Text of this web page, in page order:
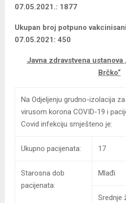
07.05.2021.: 1877
Ukupan broj potpuno
07.05.2021: 450
Javna zdravstvena ustanova
Brčko“
Na Odjeljenju grudno-izolacija
virusom korona COVID-19 i
Covid infekciju smješteno je:
Ukupno pacijenata: 17
Starosna dob
pacijenata:
Mlađi
Srednje